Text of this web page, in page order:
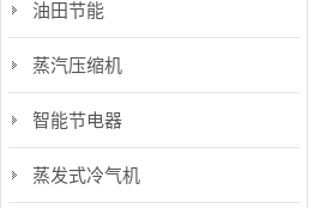
油田节能
蒸汽压缩机
智能节电器
蒸发式冷气机